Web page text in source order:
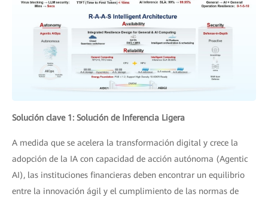
Solución clave 1: Solución de Inferencia Ligera
A medida que se acelera la transformación digital y crece la
adopción de la IA con capacidad de acción autónoma (Agentic
AI), las instituciones financieras deben encontrar un equilibrio
entre la innovación ágil y el cumplimiento de las normas de